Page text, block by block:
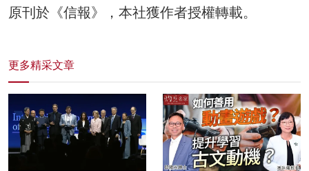
原刊於《信報》，本社獲作者授權轉載。
更多精采文章